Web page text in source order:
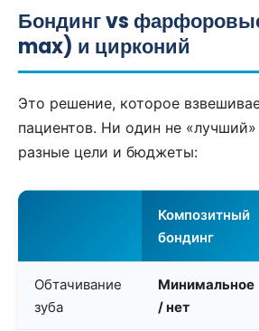
Бондинг vs
max) и цирконий
Это решение, которое
пациентов. Ни один не
разные цели и бюджеты:
Композитный
бондинг
Обтачивание
зуба
Минимальное
/ нет